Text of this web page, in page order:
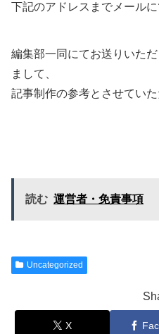
下記のアドレスまでメールに
編集部一同にてお送りいた
まして、
記事制作の参考とさせていた
読む 運営者・免責事項
Uncategorized
X